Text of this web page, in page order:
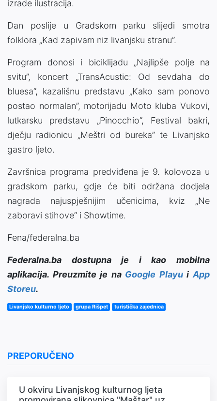
izrade ilustracija.
Dan poslije u Gradskom parku slijedi smotra
folklora „Kad zapivam niz livanjsku stranu”.
Program donosi i biciklijadu „Najlipše polje na
svitu”, koncert „TransAcustic: Od sevdaha do
bluesa”, kazališnu predstavu „Kako sam ponovo
postao normalan”, motorijadu Moto kluba Vukovi,
lutkarsku predstavu „Pinocchio”, Festival bakri,
dječju radionicu „Meštri od bureka” te Livanjsko
gastro ljeto.
Završnica programa predviđena je 9. kolovoza u
gradskom parku, gdje će biti održana dodjela
nagrada najuspješnijim učenicima, kviz „Ne
zaboravi stihove” i Showtime.
Fena/federalna.ba
Federalna.ba dostupna je i kao mobilna
aplikacija. Preuzmite je na Google PlayuiApp
Storeu.
Livanjsko kulturno ljeto grupa Rišpet turistička zajednica
PREPORUČENO
U okviru Livanjskog kulturnog ljeta